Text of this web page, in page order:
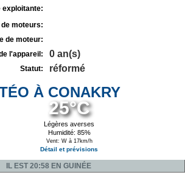
exploitante:
de moteurs:
de moteur:
l'appareil:
0 an(s)
Statut: réformé
À CONAKRY
25°C
Légères averses
Humidité: 85%
Vent: W à 17km/h
Détail et prévisions
IL EST 20:58 EN GUINÉE